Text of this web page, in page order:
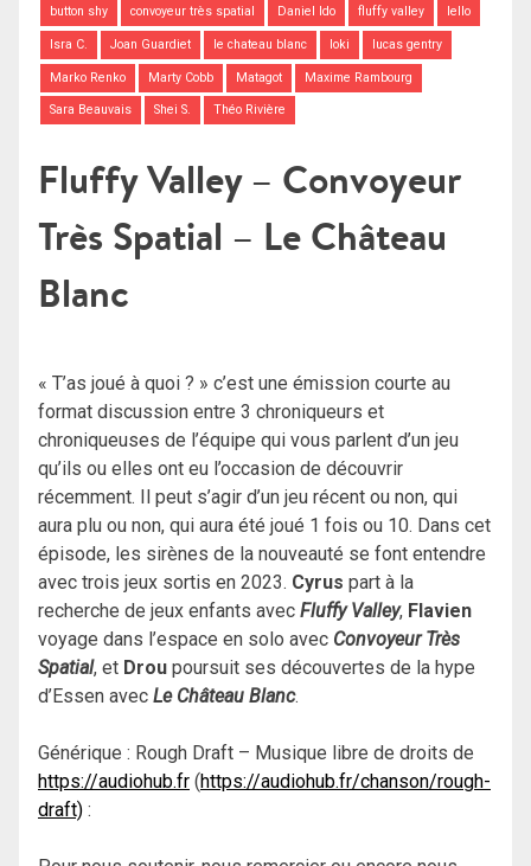
button shy convoyeur très spatial Daniel Ido fluffy valley Iello
Isra C. Joan Guardiet le chateau blanc loki lucas gentry
Marko Renko Marty Cobb Matagot Maxime Rambourg
Sara Beauvais Shei S. Théo Rivière
Fluffy Valley – Convoyeur
Très Spatial – Le Château
Blanc
« T’as joué à quoi ? » c’est une émission courte au
format discussion entre 3 chroniqueurs et
chroniqueuses de l’équipe qui vous parlent d’un jeu
qu’ils ou elles ont eu l’occasion de découvrir
récemment. Il peut s’agir d’un jeu récent ou non, qui
aura plu ou non, qui aura été joué 1 fois ou 10. Dans cet
épisode, les sirènes de la nouveauté se font entendre
avec trois jeux sortis en 2023. Cyrus part à la
recherche de jeux enfants avec Fluffy Valley, Flavien
voyage dans l’espace en solo avec Convoyeur Très
Spatial, et Drou poursuit ses découvertes de la hype
d’Essen avec Le Château Blanc.
Générique : Rough Draft – Musique libre de droits de
https://audiohub.fr (https://audiohub.fr/chanson/rough-
draft) :